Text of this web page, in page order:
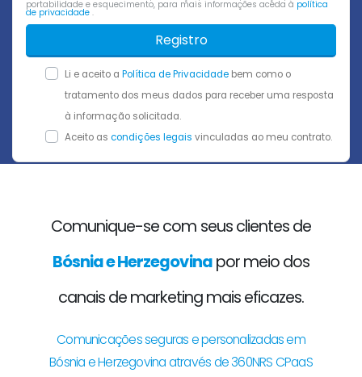
portabilidade e esquecimento, para mais informações aceda à política
de privacidade .
Registro
Li e aceito a Política de Privacidade bem como o
tratamento dos meus dados para receber uma resposta
à informação solicitada.
Aceito as condições legais vinculadas ao meu contrato.
Comunique-se com seus clientes de
Bósnia e Herzegovinapor meio dos
canais de marketing mais eficazes.
Comunicações seguras e personalizadas em
Bósnia e Herzegovina através de 360NRS CPaaS